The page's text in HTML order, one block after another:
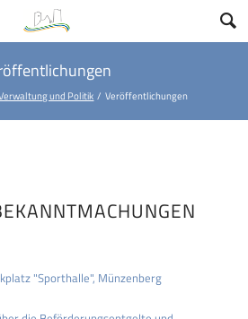
und Politik Veröffentlichungen
"Sporthalle", Münzenberg